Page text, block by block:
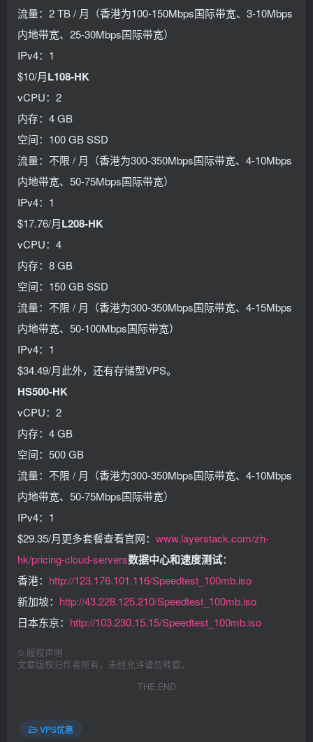
流量：2 TB / 月（香港为100-150Mbps国际带宽、3-10Mbps
内地带宽、25-30Mbps国际带宽）
IPv4：1
$10/月L108-HK
vCPU：2
内存：4 GB
空间：100 GB SSD
流量：不限 / 月（香港为300-350Mbps国际带宽、4-10Mbps
内地带宽、50-75Mbps国际带宽）
IPv4：1
$17.76/月L208-HK
vCPU：4
内存：8 GB
空间：150 GB SSD
流量：不限 / 月（香港为300-350Mbps国际带宽、4-15Mbps
内地带宽、50-100Mbps国际带宽）
IPv4：1
$34.49/月此外，还有存储型VPS。
HS500-HK
vCPU：2
内存：4 GB
空间：500 GB
流量：不限 / 月（香港为300-350Mbps国际带宽、4-10Mbps
内地带宽、50-75Mbps国际带宽）
IPv4：1
$29.35/月更多套餐查看官网： www.layerstack.com/zh-
hk/pricing-cloud-servers数据中心和速度测试：
香港： http://123.176.101.116/Speedtest_100mb.iso
新加坡： http://43.228.125.210/Speedtest_100mb.iso
日本东京： http://103.230.15.15/Speedtest_100mb.iso
© 版权声明
文章版权归作者所有，未经允许请勿转载。
THE END
VPS优惠